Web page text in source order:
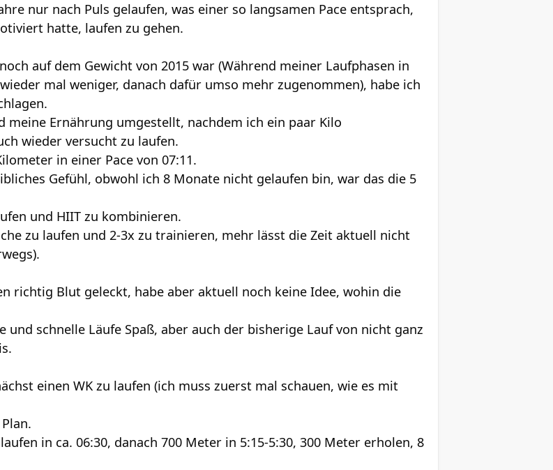
nur nach Puls gelaufen, was einer so langsamen Pace entsprach,
hatte, laufen zu gehen.
auf dem Gewicht von 2015 war (Während meiner Laufphasen in
mal weniger, danach dafür umso mehr zugenommen), habe ich
meine Ernährung umgestellt, nachdem ich ein paar Kilo
wieder versucht zu laufen.
in einer Pace von 07:11.
Gefühl, obwohl ich 8 Monate nicht gelaufen bin, war das die 5
und HIIT zu kombinieren.
zu laufen und 2-3x zu trainieren, mehr lässt die Zeit aktuell nicht
richtig Blut geleckt, habe aber aktuell noch keine Idee, wohin die
und schnelle Läufe Spaß, aber auch der bisherige Lauf von nicht ganz
einen WK zu laufen (ich muss zuerst mal schauen, wie es mit
in ca. 06:30, danach 700 Meter in 5:15-5:30, 300 Meter erholen, 8